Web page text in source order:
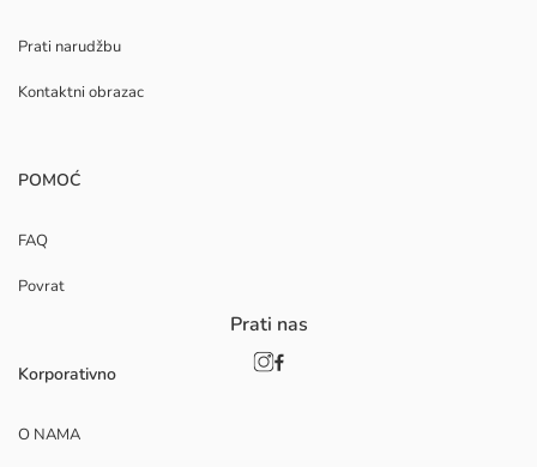
Prati narudžbu
Kontaktni obrazac
POMOĆ
FAQ
Povrat
Korporativno
O NAMA
Prati nas